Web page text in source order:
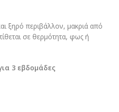
ξηρό περιβάλλον, μακριά από
σε θερμότητα, φως ή
3 εβδομάδες